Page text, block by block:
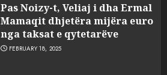
Pas Noizy-t, Veliaj i dha Ermal
Mamaqit dhjetëra mijëra euro
nga taksat e qytetarëve
FEBRUARY 18, 2025